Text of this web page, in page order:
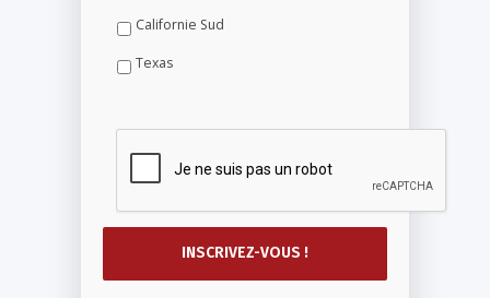
Californie Sud
Texas